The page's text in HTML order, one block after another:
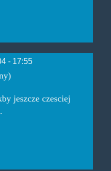
- 17:55
jeszcze czesciej